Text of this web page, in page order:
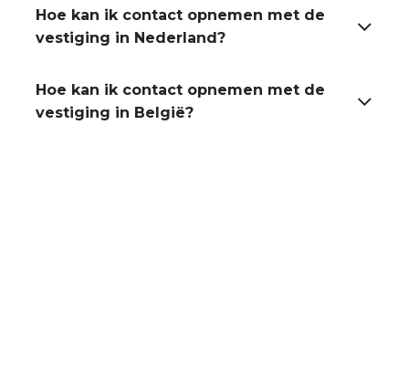
Hoe kan ik contact opnemen met de
vestiging in Nederland?
Hoe kan ik contact opnemen met de
vestiging in België?